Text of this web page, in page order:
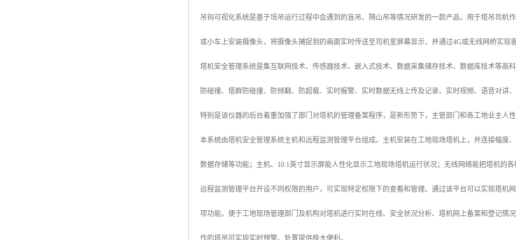
吊钩可视化系统是基于培吊运行过程中会遇到的盲吊、隔山吊等情况研发的一款产品，用于塔吊司机
或小车上安装摄像头，将摄像头捕捉到的画面实时传送至司机室屏幕显示，并通过4G或无线网桥实现
塔机安全管理系统是集互联网技术、传感器技术、嵌入式技术、数据采集储存技术、数据库技术等高
防碰撞、塔群防碰撞、防倾翻、防超载、实时报警、实时数据无线上传及记录、实时视频、语音对讲
特别是该仪器的后台着重加强了部门对塔机的管理备案程序，是新形势下，主管部门和各工地业主人性
本系统由塔机安全管理系统主机和远程监测管理平台组成。主机安装在工地现场塔机上，并连接幅度
数据存储等功能；主机、10.1英寸显示屏能人性化显示工地现场塔机运行状况；无线网络能把塔机的
远程监测管理平台开设不同权限的用户，可实现特定权限下的查看和管理。通过该平台可以实现塔机
项功能。便于工地现场管理部门及机构对塔机进行实时在线、安全状况分析、塔机网上备案和登记情
作的塔吊可实现实时预警、处置提供极大便利。